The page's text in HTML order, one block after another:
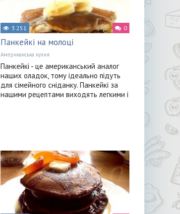
3 251 0
Панкейкі на молоці
Американська кухня
Панкейкі - це американський аналог
наших оладок, тому ідеально підуть
для сімейного сніданку. Панкейкі за
нашими рецептами виходять легкими і